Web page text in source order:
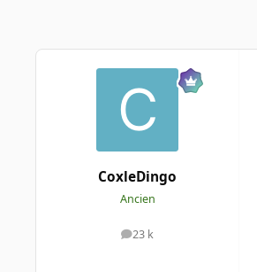
CoxleDingo
Ancien
23 k
messages